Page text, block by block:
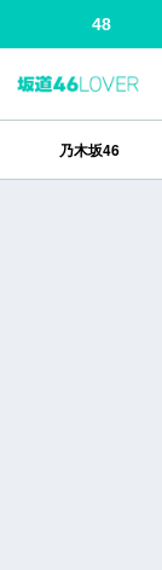
48
乃木坂46